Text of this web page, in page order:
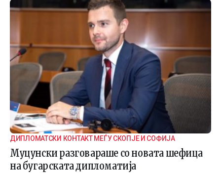
ДИПЛОМАТСКИ КОНТАКТ МЕЃУ СКОПЈЕ И СОФИЈА
Муцунски разговараше со новата шефица
на бугарската дипломатија